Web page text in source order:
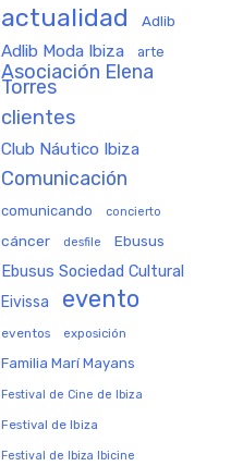
actualidad Adlib
Adlib Moda Ibiza arte
Asociación Elena
Torres
clientes
Club Náutico Ibiza
Comunicación
comunicando concierto
cáncer desfile Ebusus
Ebusus Sociedad Cultural
Eivissa evento
eventos exposición
Familia Marí Mayans
Festival de Cine de Ibiza
Festival de Ibiza
Festival de Ibiza Ibicine